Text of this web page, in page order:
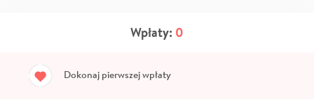
Wpłaty: 0
Dokonaj pierwszej wpłaty